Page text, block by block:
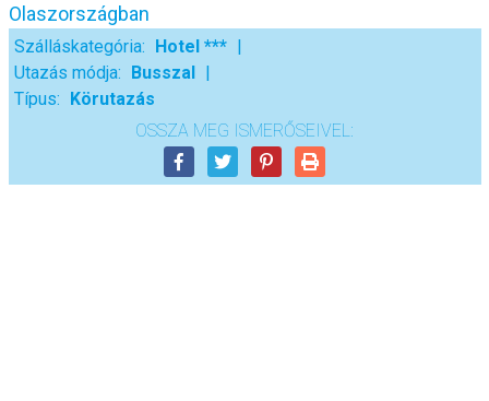
Olaszországban
Szálláskategória: Hotel ***
Utazás módja: Busszal
Típus: Körutazás
OSSZA MEG ISMERŐSEIVEL: